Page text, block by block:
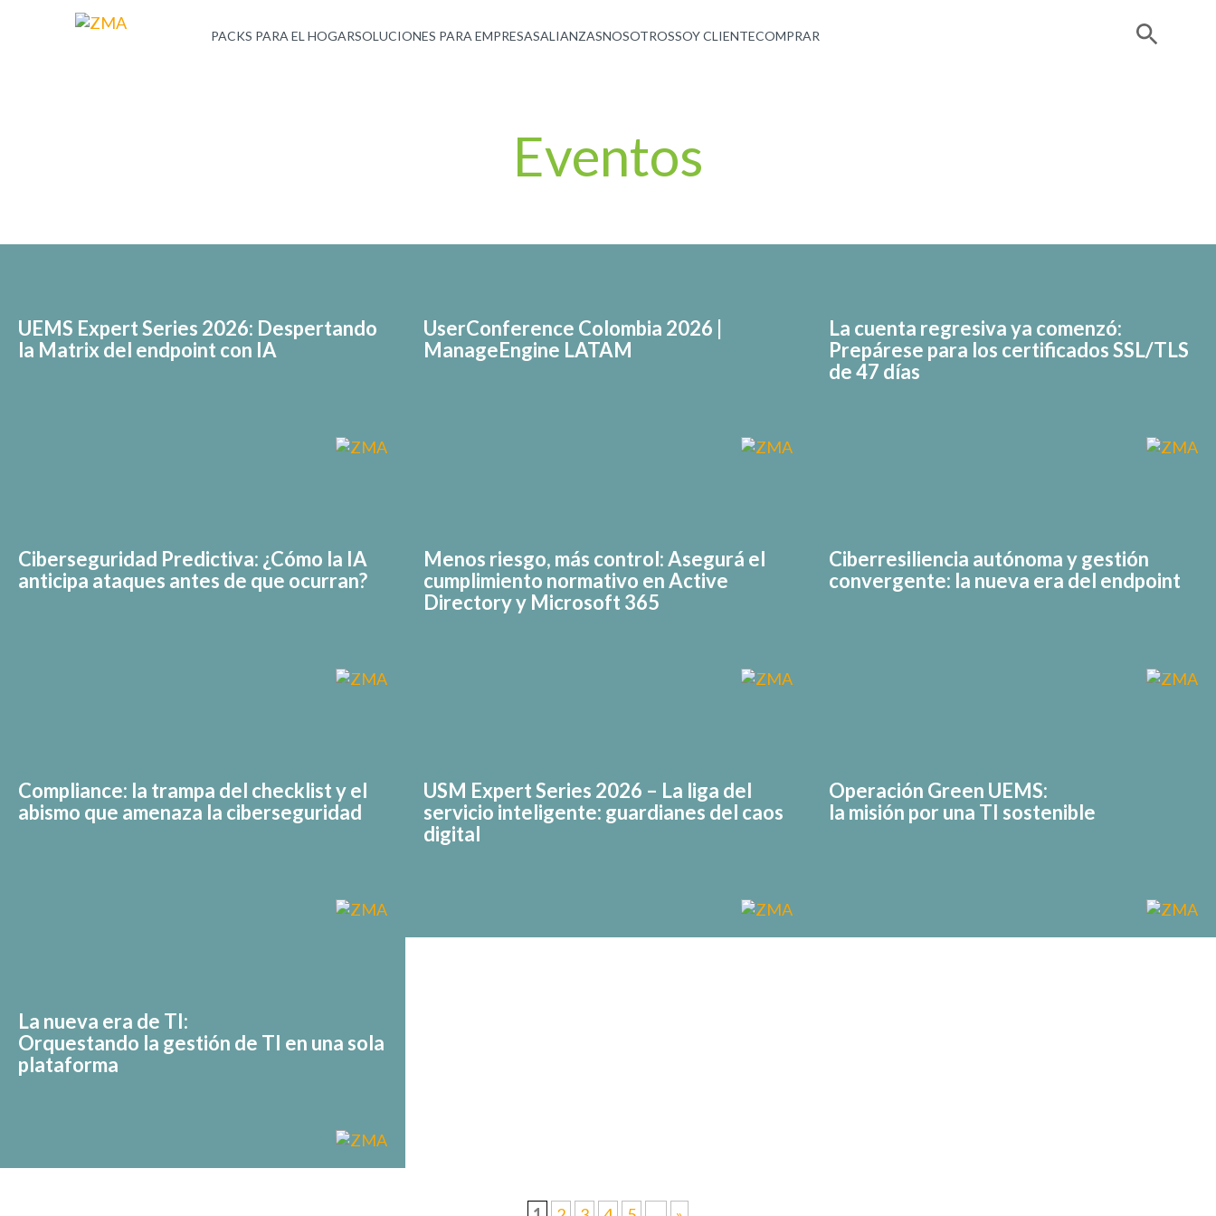
PACKS PARA EL HOGARSOLUCIONES PARA EMPRESASALIANZASNOSOTROSSOY CLIENTECOMPRAR
Eventos
UEMS Expert Series 2026: Despertando
la Matrix del endpoint con IA
UserConference Colombia 2026 |
ManageEngine LATAM
La cuenta regresiva ya comenzó:
Prepárese para los certificados SSL/TLS
de 47 días
Ciberseguridad Predictiva: ¿Cómo la IA
anticipa ataques antes de que ocurran?
Menos riesgo, más control: Asegurá el
cumplimiento normativo en Active
Directory y Microsoft 365
Ciberresiliencia autónoma y gestión
convergente: la nueva era del endpoint
Compliance: la trampa del checklist y el
abismo que amenaza la ciberseguridad
USM Expert Series 2026 – La liga del
servicio inteligente: guardianes del caos
digital
Operación Green UEMS:
la misión por una TI sostenible
La nueva era de TI:
Orquestando la gestión de TI en una sola
plataforma